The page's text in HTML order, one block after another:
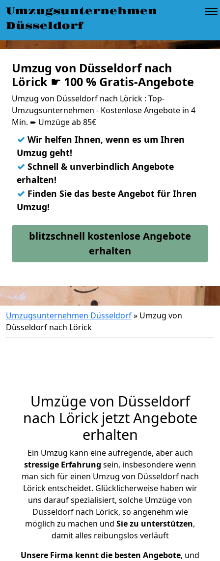
Umzugsunternehmen
Düsseldorf
Umzug von Düsseldorf nach
Lörick ☛ 100 % Gratis-Angebote
Umzug von Düsseldorf nach Lörick : Top-
Umzugsunternehmen - Kostenlose Angebote in 4
Min. ➨ Umzüge ab 85€
✓ Wir helfen Ihnen, wenn es um Ihren
Umzug geht!
✓ Schnell & unverbindlich Angebote
erhalten!
✓ Finden Sie das beste Angebot für Ihren
Umzug!
blitzschnell kostenlose Angebote
erhalten
Umzugsunternehmen Düsseldorf» Umzug von
Düsseldorf nach Lörick
Umzüge von Düsseldorf
nach Lörick jetzt Angebote
erhalten
Ein Umzug kann eine aufregende, aber auch
stressige Erfahrung sein, insbesondere wenn
man sich für einen Umzug von Düsseldorf nach
Lörick entscheidet. Glücklicherweise haben wir
uns darauf spezialisiert, solche Umzüge von
Düsseldorf nach Lörick, so angenehm wie
möglich zu machen und Sie zu unterstützen,
damit alles reibungslos verläuft
Unsere Firma kennt die besten Angebote, und